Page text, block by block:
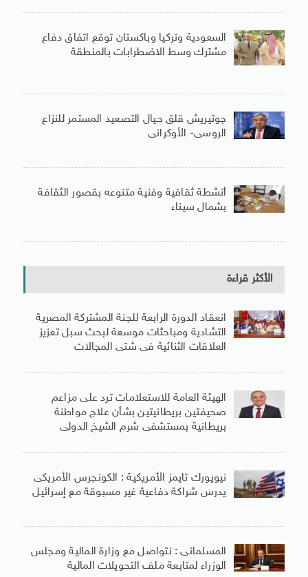
السعودية وتركيا وباكستان توقع اتفاق دفاع
مشترك وسط الاضطرابات بالمنطقة
جوتيريش قلق حيال التصعيد المستمر للنزاع
الروسى- الأوكرانى
أنشطة ثقافية وفنية متنوعه بقصور الثقافة
بشمال سيناء
الأكثر قراءة
انعقاد الدورة الرابعة للجنة المشتركة المصرية
التشادية ومباحثات موسعة لبحث سبل تعزيز
العلاقات الثنائية فى شتى المجالات
الهيئة العامة للاستعلامات ترد على مزاعم
صحيفتين بريطانيتين بشأن علاج مواطنة
بريطانية بمستشفى شرم الشيخ الدولى
نيويورك تايمز الأمريكية : الكونجرس الأمريكى
يدرس شراكة دفاعية غير مسبوقة مع إسرائيل
المسلمانى : نتواصل مع وزارة المالية ومجلس
الوزراء لمتابعة ملف التحويلات المالية